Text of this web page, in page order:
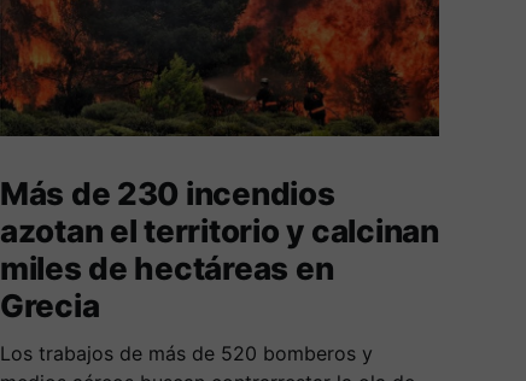
Más de 230 incendios
azotan el territorio y calcinan
miles de hectáreas en
Grecia
Los trabajos de más de 520 bomberos y